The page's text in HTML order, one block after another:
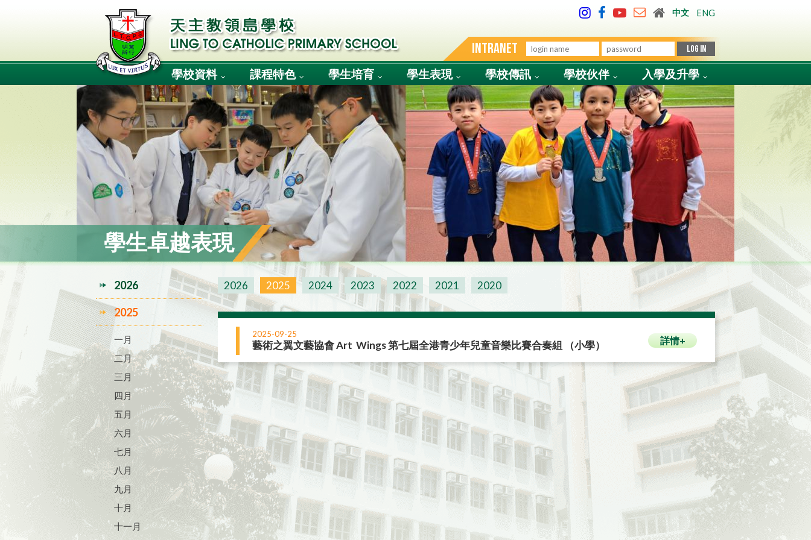
中文 ENG
INTRANET
學校資料 課程特色 學生培育 學生表現 學校傳訊 學校伙伴 入學及升學
學生卓越表現
2026 2025 2024 2023 2022 2021 2020
2026
2025
一月
二月
三月
四月
五月
六月
七月
八月
九月
十月
十一月
2025-09-25
藝術之翼文藝協會 Art Wings 第七屆全港青少年兒童音樂比賽合奏組 （小學） 詳情+